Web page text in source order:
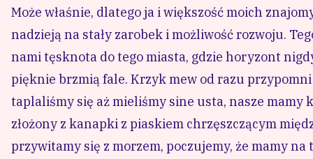
Może właśnie, dlatego ja i większość moich
nadzieją na stały zarobek i możliwość rozwoju.
nami tęsknota do tego miasta, gdzie horyzont
pięknie brzmią fale. Krzyk mew od razu
taplaliśmy się aż mieliśmy sine usta, nasze mamy
złożony z kanapki z piaskiem chrzęszczącym
przywitamy się z morzem, poczujemy, że mamy